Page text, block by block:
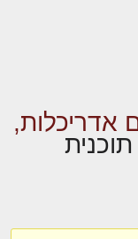
אדריכלות,
תוכנית